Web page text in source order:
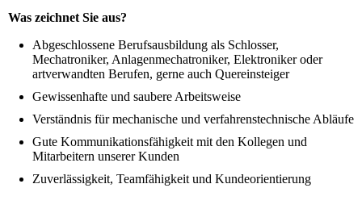
Was zeichnet Sie aus?
Abgeschlossene Berufsausbildung als Schlosser,
Mechatroniker, Anlagenmechatroniker, Elektroniker oder
artverwandten Berufen, gerne auch Quereinsteiger
Gewissenhafte und saubere Arbeitsweise
Verständnis für mechanische und verfahrenstechnische Abläufe
Gute Kommunikationsfähigkeit mit den Kollegen und
Mitarbeitern unserer Kunden
Zuverlässigkeit, Teamfähigkeit und Kundeorientierung